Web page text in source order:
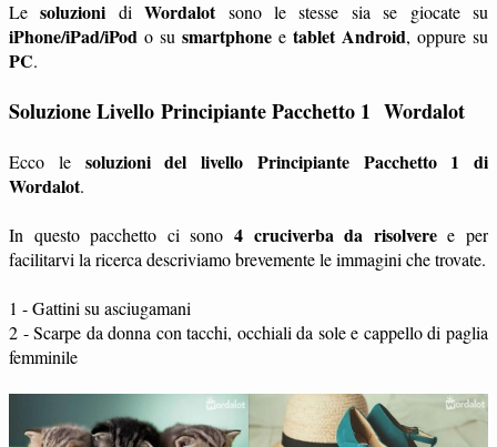
Lesoluzioni diWordalotsono le stesse sia se giocate su
iPhone/iPad/iPod o su smartphone e tablet Android, oppure su
PC.
Soluzione Livello Principiante Pacchetto 1 Wordalot
Ecco le soluzioni del livello Principiante Pacchetto 1 di
Wordalot.
In questo pacchetto ci sono 4 cruciverba da risolveree per
facilitarvi la ricerca descriviamo brevemente le immagini che trovate.
1 - Gattini su asciugamani
2 - Scarpe da donna con tacchi, occhiali da sole e cappello di paglia
femminile